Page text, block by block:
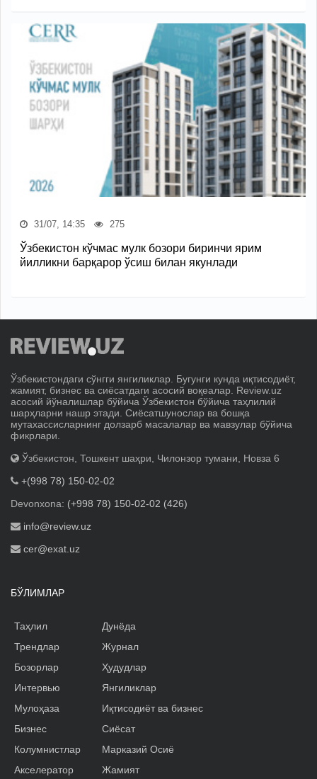
31/07, 14:35 275
Ўзбекистон кўчмас мулк бозори биринчи ярим
йилликни барқарор ўсиш билан якунлади
Ўзбекистондаги сўнгги янгиликлар. Бугунги кунда иқтисодиёт,
жамият, бизнес ва сиёсатдаги асосий воқеалар. Review.uz
асосий йўналишлар бўйича Ўзбекистон бўйича таҳлилий
шарҳларни нашр этади. Сиёсатшунослар ва бошқа
мутахассисларнинг долзарб масалалар ва мавзулар бўйича
фикрлари.
Ўзбекистон, Тошкент шаҳри, Чилонзор тумани, Новза 6
+(998 78) 150-02-02
Devonxona: (+998 78) 150-02-02 (426)
info@review.uz
cer@exat.uz
БЎЛИМЛАР
Таҳлил
Трендлар
Бозорлар
Интервью
Мулоҳаза
Бизнес
Колумнистлар
Акселератор
Дунёда
Журнал
Ҳудудлар
Янгиликлар
Иқтисодиёт ва бизнес
Сиёсат
Марказий Осиё
Жамият